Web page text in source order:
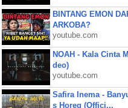
BINTANG EMON
ARKOBA?
youtube.com
NOAH - Kala Cinta
deo)
youtube.com
Safira Inema -
s Horeg (Offici...